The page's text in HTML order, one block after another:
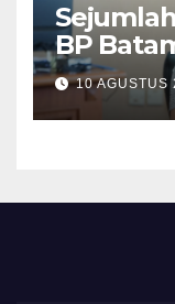
BP
Hemat
10